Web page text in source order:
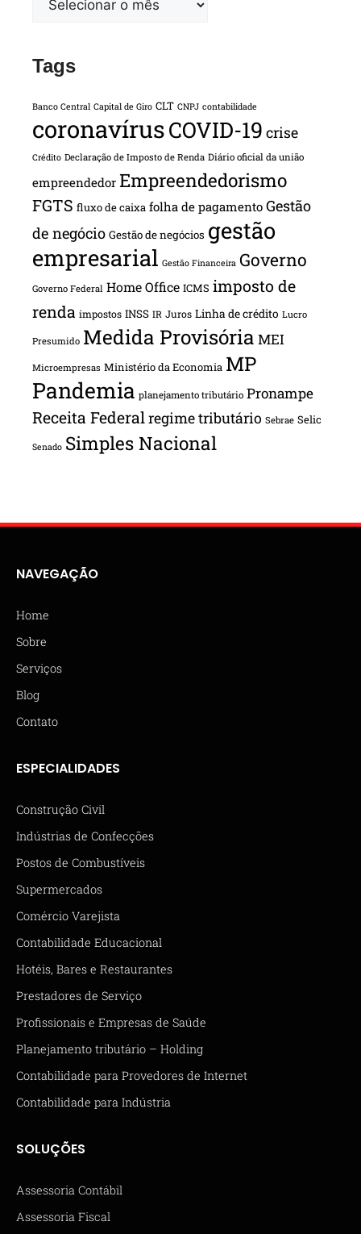
Tags
Banco Central Capital de Giro CLT CNPJ contabilidade
coronavírusCOVID-19 crise
Crédito Declaração de Imposto de Renda Diário oficial da união
empreendedor Empreendedorismo
FGTS fluxo de caixa folha de pagamento Gestão
de negócio Gestão de negócios gestão
empresarial Gestão Financeira Governo
Governo Federal Home Office ICMS imposto de
renda impostos INSS IR Juros Linha de crédito Lucro
Presumido Medida Provisória MEI
Microempresas Ministério da Economia MP
Pandemia planejamento tributário Pronampe
Receita Federalregime tributário Sebrae Selic
Senado Simples Nacional
NAVEGAÇÃO
Home
Sobre
Serviços
Blog
Contato
ESPECIALIDADES
Construção Civil
Indústrias de Confecções
Postos de Combustíveis
Supermercados
Comércio Varejista
Contabilidade Educacional
Hotéis, Bares e Restaurantes
Prestadores de Serviço
Profissionais e Empresas de Saúde
Planejamento tributário – Holding
Contabilidade para Provedores de Internet
Contabilidade para Indústria
SOLUÇÕES
Assessoria Contábil
Assessoria Fiscal